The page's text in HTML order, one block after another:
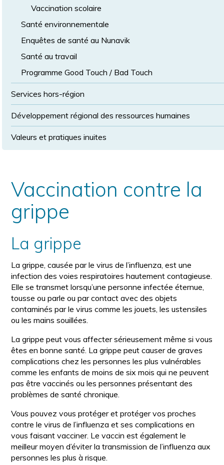
Vaccination scolaire
Santé environnementale
Enquêtes de santé au Nunavik
Santé au travail
Programme Good Touch / Bad Touch
Services hors-région
Développement régional des ressources humaines
Valeurs et pratiques inuites
Vaccination contre la
grippe
La grippe
La grippe, causée par le virus de l’influenza, est une
infection des voies respiratoires hautement contagieuse.
Elle se transmet lorsqu’une personne infectée éternue,
tousse ou parle ou par contact avec des objets
contaminés par le virus comme les jouets, les ustensiles
ou les mains souillées.
La grippe peut vous affecter sérieusement même si vous
êtes en bonne santé. La grippe peut causer de graves
complications chez les personnes les plus vulnérables
comme les enfants de moins de six mois qui ne peuvent
pas être vaccinés ou les personnes présentant des
problèmes de santé chronique.
Vous pouvez vous protéger et protéger vos proches
contre le virus de l’influenza et ses complications en
vous faisant vacciner. Le vaccin est également le
meilleur moyen d’éviter la transmission de l’influenza aux
personnes les plus à risque.